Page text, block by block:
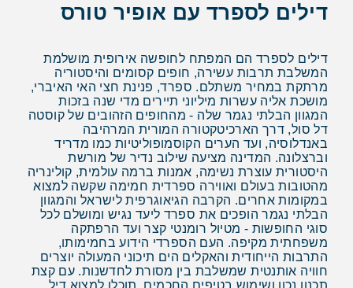
דילים לספרד עם אופיר טורס
דילים לספרד הם המפתח לחופשה אירופית מושלמת
המשלבת תרבות עשירה, חופים קסומים והיסטוריה
מרתקת במחיר משתלם. ספרד, פנינת חצי האי האיברי,
מושכת אליה עשרות מיליוני תיירים מדי שנה בזכות
המגוון הבלתי נגמר שלה - מהחופים הזהובים של קוסטה
דל סול, דרך הארכיטקטורה המורית המרהיבה
באנדלוסיה, ועד הערים הקוסמופוליטיות כמו מדריד
וברצלונה. המדינה מציעה שילוב נדיר של מורשת
היסטורית עוצרת נשימה, אמנות ברמה עולמית, קולינריה
מהטובות בעולם ואווירה ספרדית חמימה שקשה למצוא
במקומות אחרים. הקרבה הגיאוגרפית לישראל והמגוון
הבלתי נגמר הופכים את ספרד ליעד נגיש ומושלם לכל
סוגי החופשות - מטיול רומנטי קצר ועד הרפתקה
משפחתית מקיפה. העם הספרדי הידוע בחמימותו,
התרבות הייחודית והאקלים הים תיכוני המעולה יוצרים
חוויה אותנטית שמשלבת בין מסורת לחדשנות. עם קצת
תכנון נכון ושימוש בטיפים החכמים, תוכלו למצוא דיל